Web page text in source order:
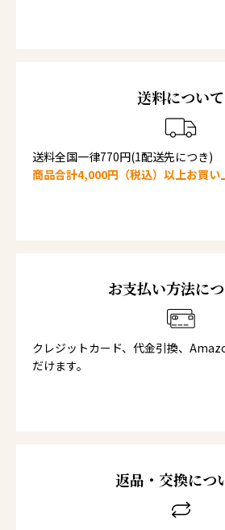
送料について
送料全国一律770円(1配送先につき)
商品合計4,000円（税込）以上お買い
お支払い方法に
クレジットカード、代金引換、
だけます。
返品・交換につ